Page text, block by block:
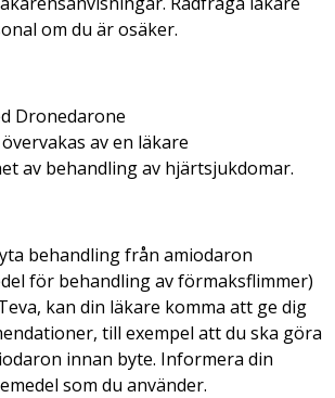
om du är osäker.
Dronedarone
av en läkare
av behandling av hjärtsjukdomar.
behandling från amiodaron
för behandling av förmaksflimmer)
kan din läkare komma att ge dig
till exempel att du ska göra
innan byte. Informera din
som du använder.